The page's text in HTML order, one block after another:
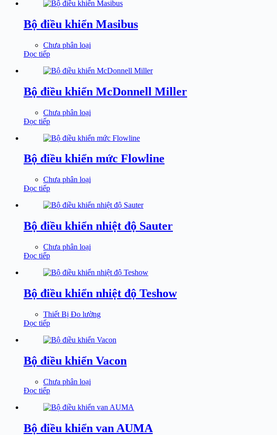
Bộ điều khiển Masibus
Chưa phân loại
Đọc tiếp
Bộ điều khiển McDonnell Miller
Chưa phân loại
Đọc tiếp
Bộ điều khiển mức Flowline
Chưa phân loại
Đọc tiếp
Bộ điều khiển nhiệt độ Sauter
Chưa phân loại
Đọc tiếp
Bộ điều khiển nhiệt độ Teshow
Thiết Bị Đo lường
Đọc tiếp
Bộ điều khiển Vacon
Chưa phân loại
Đọc tiếp
Bộ điều khiển van AUMA